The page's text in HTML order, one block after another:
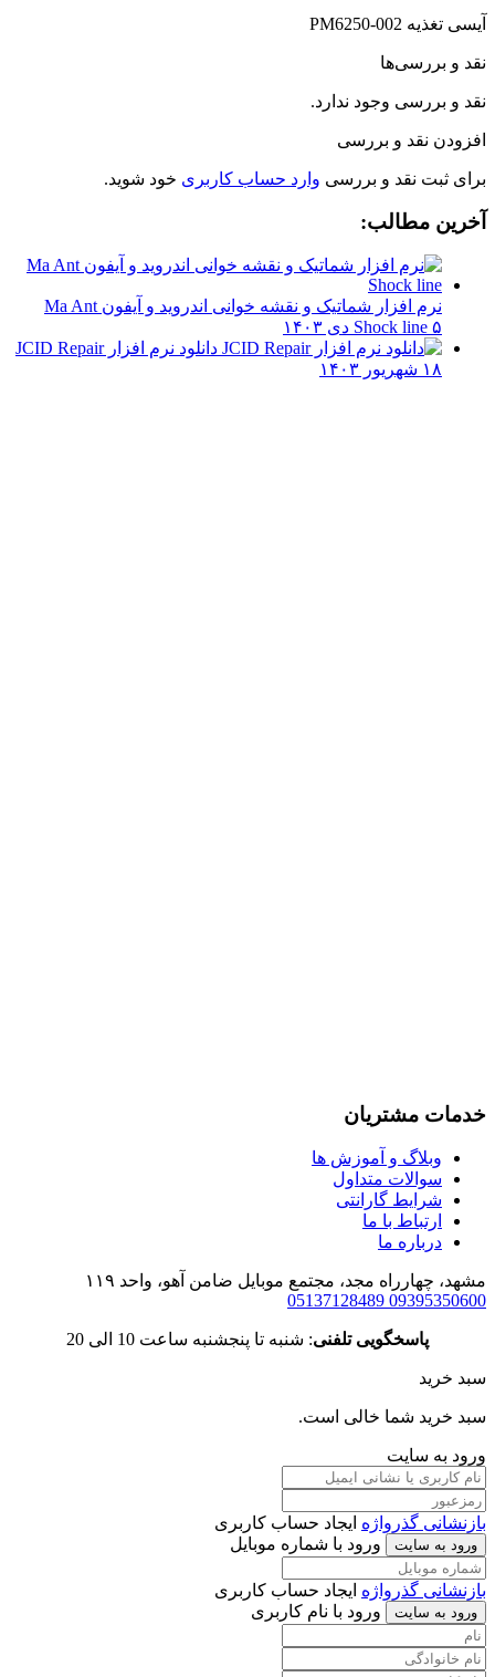
آیسی تغذیه PM6250-002
نقد و بررسی‌ها
نقد و بررسی وجود ندارد.
افزودن نقد و بررسی
برای ثبت نقد و بررسی وارد حساب کاربری خود شوید.
آخرین مطالب:
نرم افزار شماتیک و نقشه خوانی اندروید و آیفون Ma Ant
Shock line ۵ دی ۱۴۰۳
دانلود نرم افزار JCID Repair
۱۸ شهریور ۱۴۰۳
خدمات مشتریان
وبلاگ و آموزش ها
سوالات متداول
شرایط گارانتی
ارتباط با ما
درباره ما
مشهد، چهارراه مجد، مجتمع موبایل ضامن آهو، واحد ۱۱۹
09395350600
05137128489
پاسخگویی تلفنی: شنبه تا پنجشنبه ساعت 10 الی 20
سبد خرید
سبد خرید شما خالی است.
ورود به سایت
بازنشانی گذرواژه ایجاد حساب کاربری
ورود به سایت ورود با شماره موبایل
بازنشانی گذرواژه ایجاد حساب کاربری
ورود به سایت ورود با نام کاربری